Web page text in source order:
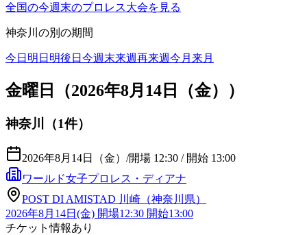
全国の今週末のプロレス大会を見る
神奈川 の別の期間
今日 明日 明後日 今週末来週再来週今月 来月
金曜日（2026年8月14日（金））
神奈川（1件）
2026年8月14日（金） /開場 12:30 / 開始 13:00
ワールド女子プロレス・ディアナ
POST DI AMISTAD 川崎（神奈川県）
2026年8月14日(金) 開場12:30 開始13:00
チケット情報あり